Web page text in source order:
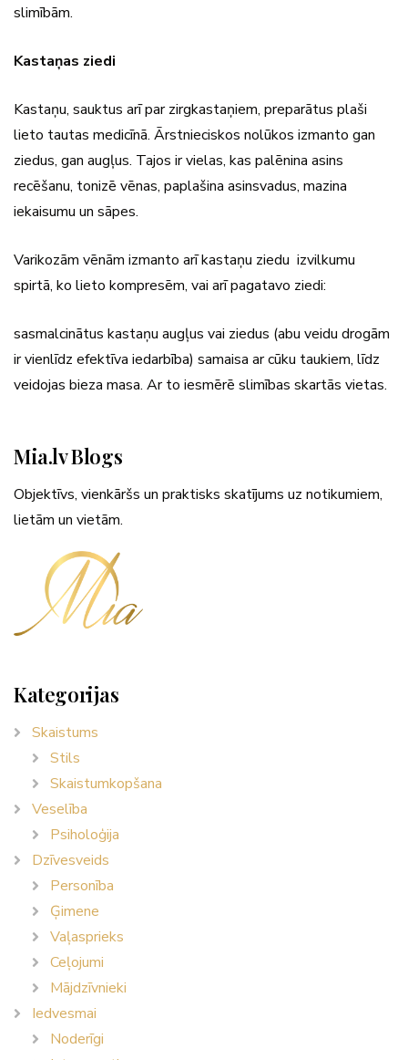
slimībām.
Kastaņas ziedi
Kastaņu, sauktus arī par zirgkastaņiem, preparātus plaši
lieto tautas medicīnā. Ārstnieciskos nolūkos izmanto gan
ziedus, gan augļus. Tajos ir vielas, kas palēnina asins
recēšanu, tonizē vēnas, paplašina asinsvadus, mazina
iekaisumu un sāpes.
Varikozām vēnām izmanto arī kastaņu ziedu izvilkumu
spirtā, ko lieto kompresēm, vai arī pagatavo ziedi:
sasmalcinātus kastaņu augļus vai ziedus (abu veidu drogām
ir vienlīdz efektīva iedarbība) samaisa ar cūku taukiem, līdz
veidojas bieza masa. Ar to iesmērē slimības skartās vietas.
Mia.lv Blogs
Objektīvs, vienkāršs un praktisks skatījums uz notikumiem,
lietām un vietām.
Kategorijas
Skaistums
Stils
Skaistumkopšana
Veselība
Psiholoģija
Dzīvesveids
Personība
Ģimene
Vaļasprieks
Ceļojumi
Mājdzīvnieki
Iedvesmai
Noderīgi